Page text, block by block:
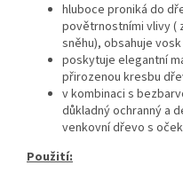
hluboce proniká do
povětrnostními vlivy (
sněhu), obsahuje vosk
poskytuje elegantní
přirozenou kresbu
v kombinaci s
důkladný ochranný a
venkovní dřevo s
Použití: